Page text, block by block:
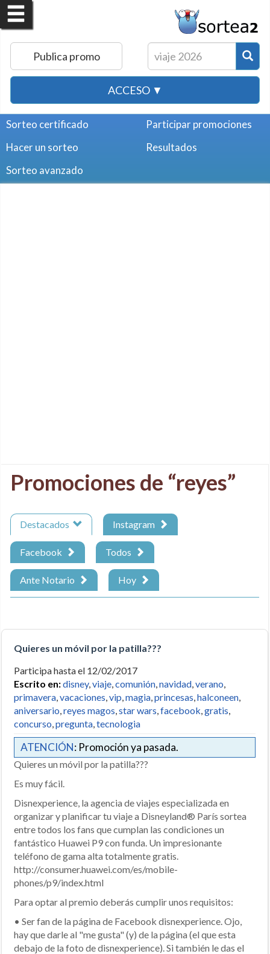
Publica promo
ACCESO ▼
Sorteo certificado
Hacer un sorteo
Sorteo avanzado
Participar promociones
Resultados
Promociones de “reyes”
Destacados Instagram
Facebook Todos
Ante Notario Hoy
Quieres un móvil por la patilla???
Participa hasta el 12/02/2017
Escrito en:disney,viaje,comunión,navidad,verano,
primavera,vacaciones,vip,magia,princesas,halconeen,
aniversario,reyes magos,star wars,facebook,gratis,
concurso,pregunta,tecnologia
ATENCIÓN: Promoción ya pasada.
Quieres un móvil por la patilla???
Es muy fácil.
Disnexperience, la agencia de viajes especializada en
organizar y planificar tu viaje a Disneyland® París sortea
entre todos los fans que cumplan las condiciones un
fantástico Huawei P9 con funda. Un impresionante
teléfono de gama alta totalmente gratis.
http://consumer.huawei.com/es/mobile-
phones/p9/index.html
Para optar al premio deberás cumplir unos requisitos:
• Ser fan de la página de Facebook disnexperience. Ojo,
hay que darle al "me gusta" (y) de la página (el que esta
debajo de la foto de disnexperience). Si también le das el